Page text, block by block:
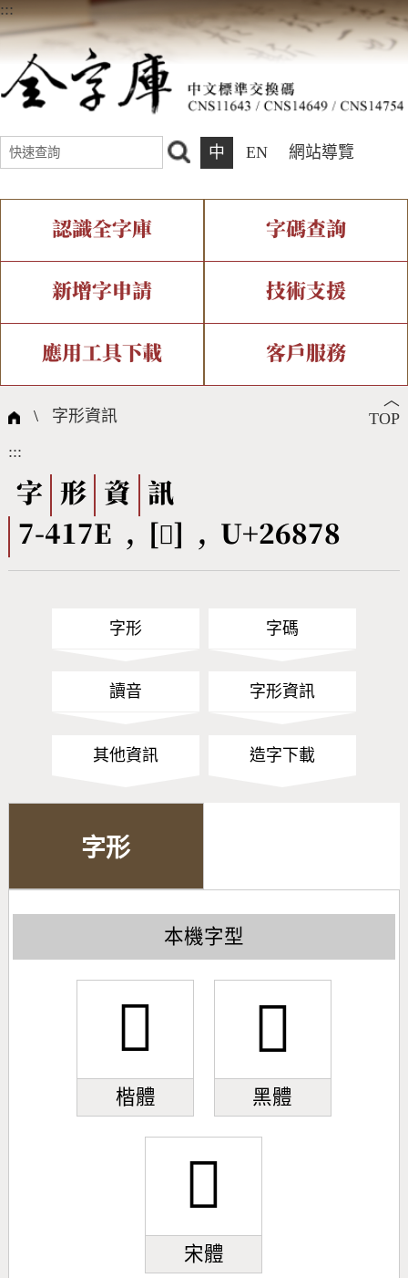
:::
中 EN 網站導覽
認識全字庫
全字庫介紹 全字庫現況
中文碼介紹 專有名詞介紹
國際字碼相關組織
字碼查詢
IDS查詢 部件查詢
複合查詢 注音查詢
筆畫查詢
筆順序查詢
CNS查詢 Unicode查詢
新增字申請
新字申請處理流程
技術支援
字形即時顯示 造字解決方案
全字庫授權 轉碼Web Service
應用工具下載
個人電腦造字處理工具
字形下載
客戶服務
問題集
熱門查詢統計
︿
TOP
\ 字形資訊
:::
字 形 資
訊
7-417E , [𦡸] , U+26878
字形 字碼
讀音 字形資訊
其他資訊 造字下載
字形
本機字型
𦡸
楷體
𦡸
黑體
𦡸
宋體